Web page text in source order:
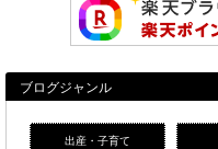
ブログジャンル
出産・子育て